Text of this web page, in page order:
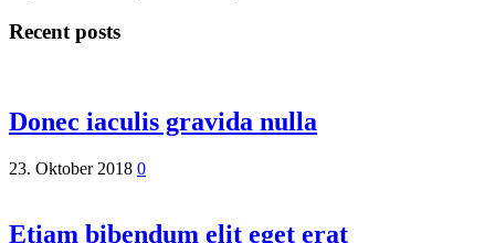
Recent posts
Donec iaculis gravida nulla
23. Oktober 2018 0
Etiam bibendum elit eget erat